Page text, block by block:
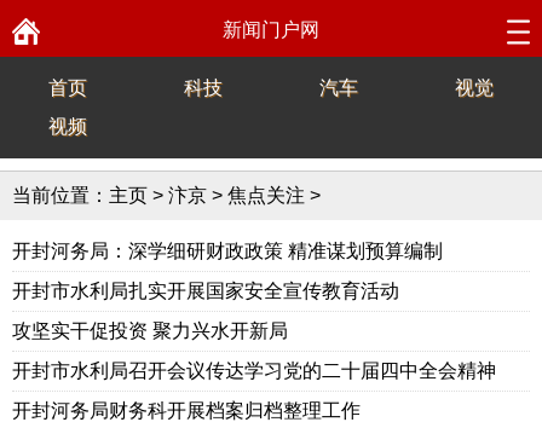
新闻门户网
首页 科技 汽车
视觉
视频
当前位置： 主页 > 汴京 > 焦点关注 >
开封河务局：深学细研财政政策 精准谋划预算编制
开封市水利局扎实开展国家安全宣传教育活动
攻坚实干促投资 聚力兴水开新局
开封市水利局召开会议传达学习党的二十届四中全会精神
开封河务局财务科开展档案归档整理工作